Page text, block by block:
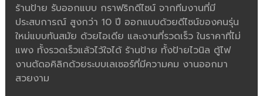
ร้านป้าย รับออกแบบ กราฟริกดีไซน์ จากทีมงานที่มี
ประสบการณ์ สูงกว่า 10 ปี ออกแบบด้วยดีไซน์ของคนรุ่น
ใหม่แบบทันสมัย ด้วยไอเดีย และงานที่รวดเร็ว ในราคาที่ไม่
แพง ทั้งรวดเร็วแล้วไว้ใจได้ ร้านป้าย ทั้งป้ายไวนิล ตู้ไฟ
งานตัดอคิลิกด้วยระบบเลเซอร์ที่มีความคม งานออกมา
สวยงาม